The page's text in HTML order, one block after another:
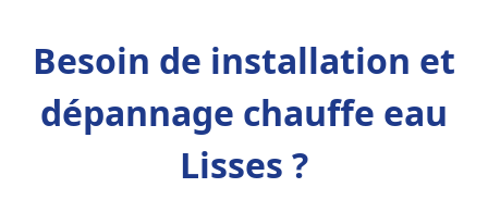
Besoin de installation et
dépannage chauffe eau
Lisses ?